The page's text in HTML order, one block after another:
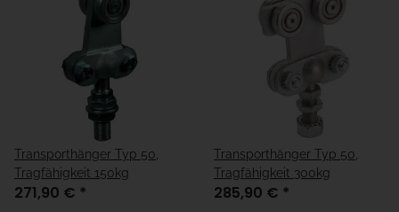
Transporthänger Typ 50,
Tragfähigkeit 150kg
271,90 € *
Transporthänger Typ 50,
Tragfähigkeit 300kg
285,90 € *